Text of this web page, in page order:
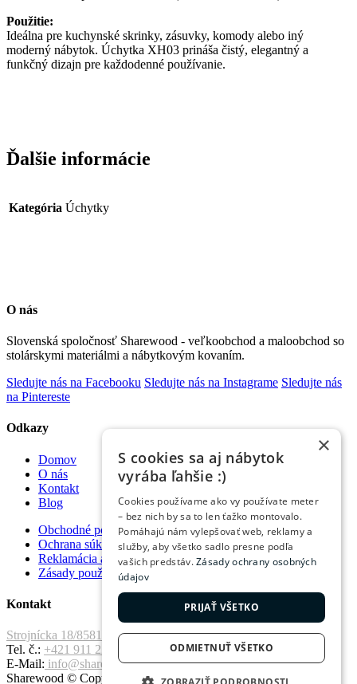
Použitie:
Ideálna pre kuchynské skrinky, zásuvky, komody alebo iný
moderný nábytok. Úchytka XH03 prináša čistý, elegantný a
funkčný dizajn pre každodenné používanie.
Ďalšie informácie
Kategória Úchytky
O nás
Slovenská spoločnosť Sharewood - veľkoobchod a maloobchod so
stolárskymi materiálmi a nábytkovým kovaním.
Sledujte nás na Facebooku Sledujte nás na Instagrame Sledujte nás
na Pintereste
Odkazy
Domov
O nás
Kontakt
Blog
Obchodné podmienky
Ochrana súkromia
Reklamácia a vrátenie tovaru
Zásady používania súborov cookie
Kontakt
Strojnícka 18/8581 Prešov, 080 01
Tel. č.: +421 911 221 411
E-Mail: info@sharewood.com
Sharewood © Copyright 2026. All Rights Reserved.
×
S cookies sa aj nábytok
vyrába ľahšie :)
Cookies používame ako vy používate meter
– bez nich by sa to len ťažko montovalo.
Pomáhajú nám vylepšovať web, reklamy a
služby, aby všetko sadlo presne podľa
vašich predstáv.Zásady ochrany osobných
údajov
PRIJAŤ VŠETKO
ODMIETNUŤ VŠETKO